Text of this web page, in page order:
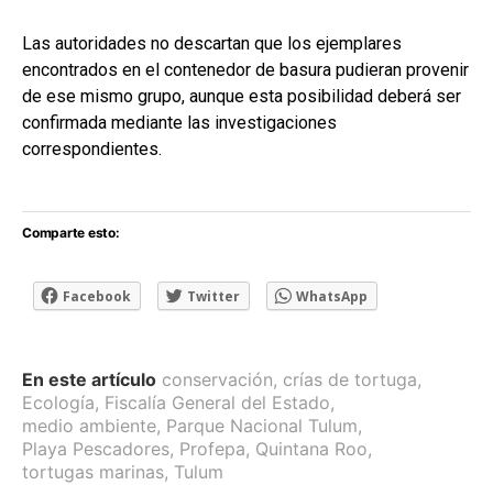
Las autoridades no descartan que los ejemplares
encontrados en el contenedor de basura pudieran provenir
de ese mismo grupo, aunque esta posibilidad deberá ser
confirmada mediante las investigaciones
correspondientes.
Comparte esto:
Facebook Twitter WhatsApp
En este artículo conservación, crías de tortuga,
Ecología, Fiscalía General del Estado,
medio ambiente, Parque Nacional Tulum,
Playa Pescadores, Profepa, Quintana Roo,
tortugas marinas, Tulum